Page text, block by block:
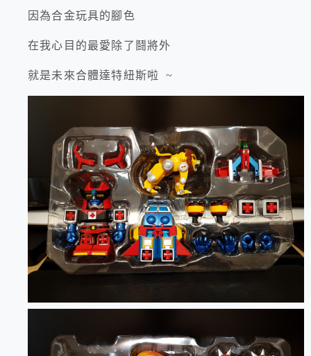
因為合金玩具的腳色
在我心目的最愛除了鬪將外
就是未來合體達特紐斯啦 ~